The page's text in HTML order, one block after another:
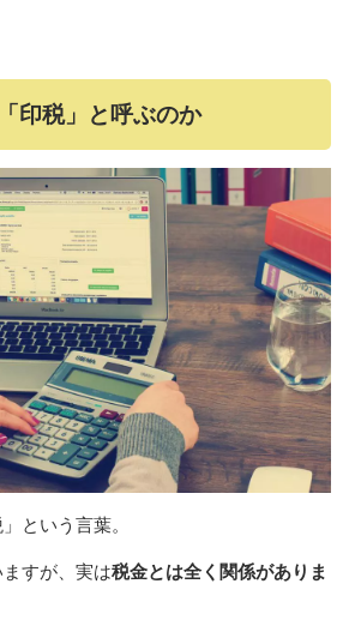
印税」と呼ぶのか
という言葉。
ますが、実は税金とは全く関係がありま